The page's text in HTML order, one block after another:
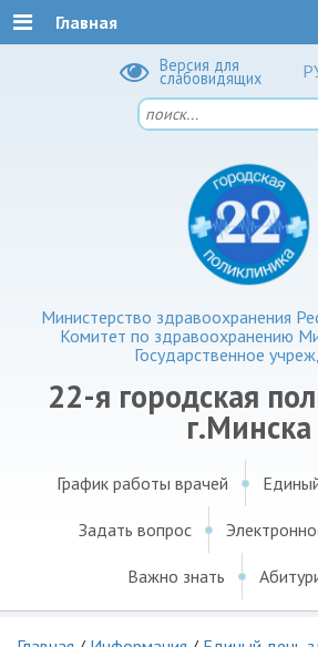
Версия для
слабовидящих
Министерство здравоохранения
Комитет по здравоохранению
Государственное
22-я городская
г.Минска
Главная
График работы врачей
Задать вопрос
Важно знать